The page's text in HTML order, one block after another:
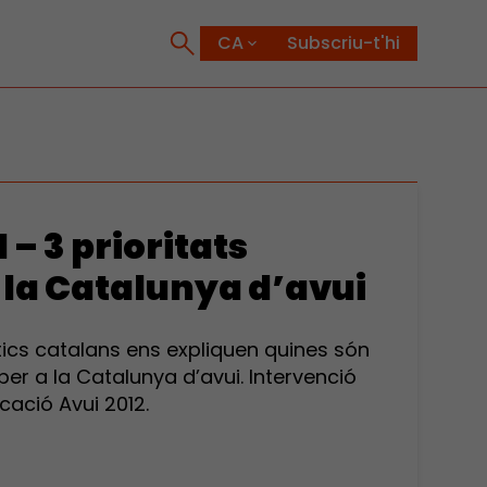
Subscriu-t'hi
– 3 prioritats
Catalunya d’avui
catalans ens expliquen quines són
a la Catalunya d’avui. Intervenció
Avui 2012.